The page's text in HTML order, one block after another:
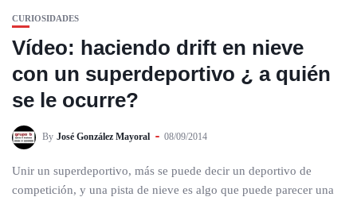
CURIOSIDADES
Vídeo: haciendo drift en nieve
con un superdeportivo ¿ a quién
se le ocurre?
By José González Mayoral 08/09/2014
Unir un superdeportivo, más se puede decir un deportivo de
competición, y una pista de nieve es algo que puede parecer una